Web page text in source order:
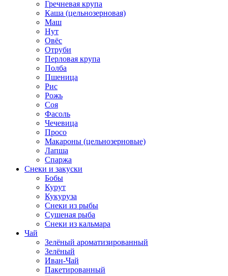
Гречневая крупа
Каша (цельнозерновая)
Маш
Нут
Овёс
Отруби
Перловая крупа
Полба
Пшеница
Рис
Рожь
Соя
Фасоль
Чечевица
Просо
Макароны (цельнозерновые)
Лапша
Спаржа
Снеки и закуски
Бобы
Курут
Кукуруза
Снеки из рыбы
Сушеная рыба
Снеки из кальмара
Чай
Зелёный ароматизированный
Зелёный
Иван-Чай
Пакетированный